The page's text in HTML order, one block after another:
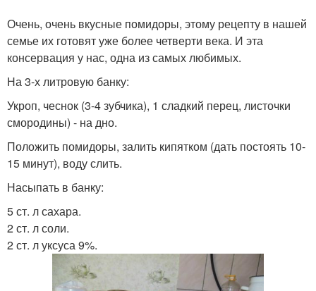
Очень, очень вкусные помидоры, этому рецепту в нашей
семье их готовят уже более четверти века. И эта
консервация у нас, одна из самых любимых.
На 3-х литровую банку:
Укроп, чеснок (3-4 зубчика), 1 сладкий перец, листочки
смородины) - на дно.
Положить помидоры, залить кипятком (дать постоять 10-
15 минут), воду слить.
Насыпать в банку:
5 ст. л сахара.
2 ст. л соли.
2 ст. л уксуса 9%.